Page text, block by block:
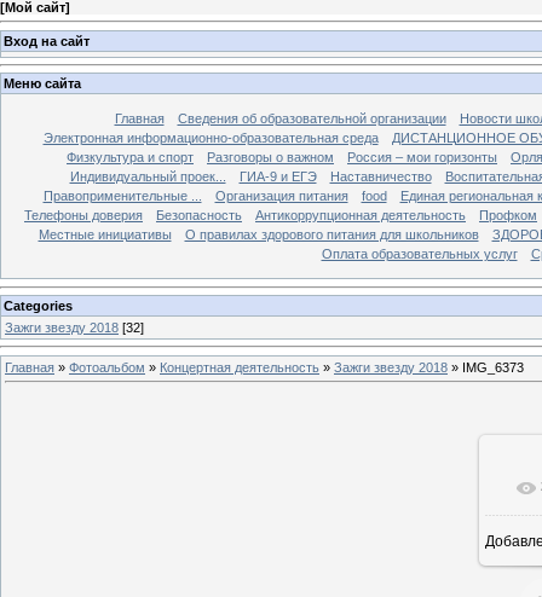
[Мой сайт]
Вход на сайт
Меню сайта
Главная Сведения об образовательной организации
Новости
Электронная информационно-образовательная среда
ДИСТАНЦИОННОЕ
Физкультура и спорт
Разговоры о важном Россия – мои горизонты
Индивидуальный проек...
ГИА-9 и ЕГЭ Наставничество
Правоприменительные ...
Организация питания food
Единая региональная
Телефоны доверия
Безопасность Антикоррупционная деятельность
Профком
Местные инициативы
О правилах здорового питания для школьников
Оплата образовательных услуг
Categories
Зажги звезду 2018 [32]
Главная » Фотоальбом » Концертная деятельность » Зажги звезду 2018 » IMG_6373